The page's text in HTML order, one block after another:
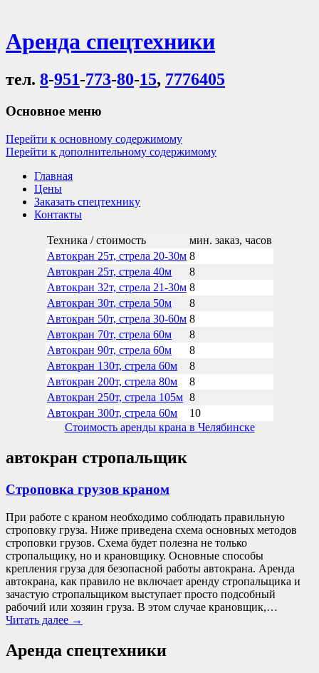
Аренда спецтехники
тел. 8-951-773-80-15, 7776405
Основное меню
Перейти к основному содержимому
Перейти к дополнительному содержимому
Главная
Цены
Заказать спецтехнику
Контакты
Техника / стоимость
мин. заказ, часов
Автокран 25т, стрела 20-30м 8
Автокран 25т, стрела 40м
8
Автокран 32т, стрела 21-30м 8
Автокран 30т, стрела 50м
8
Автокран 50т, стрела 30-60м 8
Автокран 70т, стрела 60м
8
Автокран 90т, стрела 60м
8
Автокран 130т, стрела 60м
8
Автокран 200т, стрела 80м
8
Автокран 250т, стрела 105м 8
Автокран 300т, стрела 60м
10
Стоимость аренды крана в Челябинске
автокран стропальщик
Строповка грузов краном
При работе с краном необходимо соблюдать правильную
строповку груза. Ниже приведена схема основных методов
строповки грузов. Схема будет полезна не только
стропальщику, но и крановщику. Основные способы
крепления груза для безопасной работы автокрана. Аренда
автокрана, как правило не включает аренду стропальщика и
зачастую стропальщиком выступает просто подсобный
рабочий или хозяин груза. В этом случае крановщик,…
Читать далее →
Аренда спецтехники